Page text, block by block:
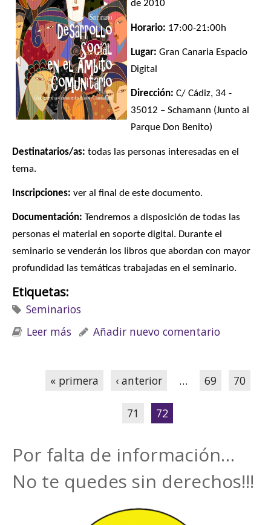
de 2010
Horario: 17:00-21:00h
Lugar: Gran Canaria Espacio
Digital
Dirección: C/ Cádiz, 34 -
35012 – Schamann (Junto al
Parque Don Benito)
Destinatarios/as: todas las personas interesadas en el
tema.
Inscripciones: ver al final de este documento.
Documentación: Tendremos a disposición de todas las
personas el material en soporte digital. Durante el
seminario se venderán los libros que abordan con mayor
profundidad las temáticas trabajadas en el seminario.
Etiquetas:
Seminarios
Leer más sobre Seminario: Desarrollo social en el
Añadir nuevo comentario
Páginas
« primera ‹ anterior … 69 70
71 72
Por falta de información…
No te quedes sin derechos!!!